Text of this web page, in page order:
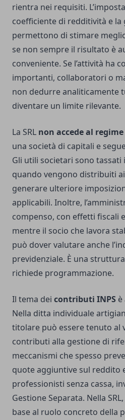
rientra nei requisiti.
coefficiente di redditività e
permettono di stimare
se non sempre il risultato è
conveniente. Se l’attività ha
importanti, collaboratori o
non dedurre analiticamente
diventare un limite rilevante.
La SRL non accede al
una società di capitali e
Gli utili societari sono tassati
quando vengono distribuiti
generare ulteriore
applicabili. Inoltre,
compenso, con effetti fiscali
mentre il socio che lavora
può dover valutare anche
previdenziale. È una
richiede programmazione.
Il tema dei contributi INPS
Nella ditta individuale
titolare può essere tenuto al
contributi alla gestione di
meccanismi che spesso
quote aggiuntive sul reddito
professionisti senza cassa,
Gestione Separata. Nella
base al ruolo concreto della